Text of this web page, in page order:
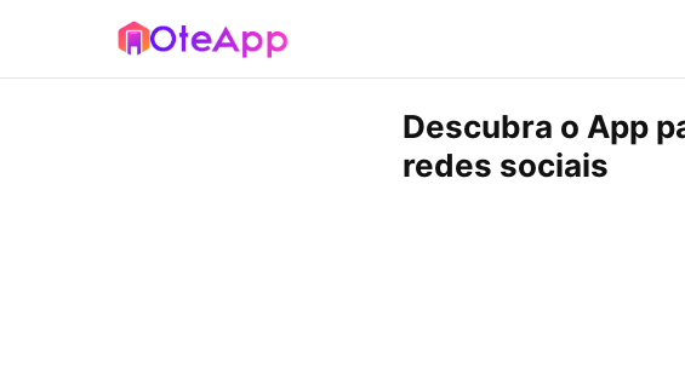
Descubra o App
redes sociais